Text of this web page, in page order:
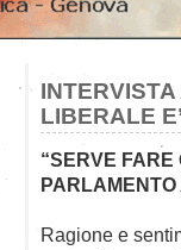
LIBERALE
“SERVE FARE
Ragione e